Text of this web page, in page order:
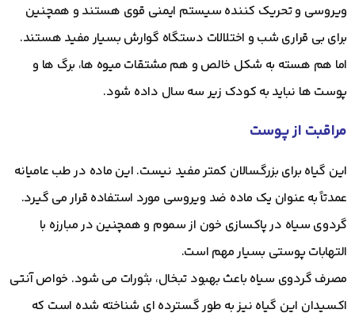
ویروسی و تحریک کننده سیستم ایمنی قوی هستند و همچنین
برای بی قراری شب و اختلالات دستگاه گوارش بسیار مفید هستند.
اما هم هسته به شکل خالص و هم مشتقات میوه ها، برگ ها و
پوست ها نباید به کودک زیر سه سال داده شود.
مراقبت از پوست
این گیاه برای بزرگسالان کمتر مفید نیست. این ماده در طب عامیانه
عمدتاً به عنوان یک ماده ضد ویروسی مورد استفاده قرار می گیرد.
گردوی سیاه در پاکسازی خون از سموم و همچنین در مبارزه با
التهابات پوستی بسیار مهم است.
مصرف گردوی سیاه باعث بهبود تبخال، بثورات می شود. خواص آنتی
اکسیدان این گیاه نیز به طور گسترده ای شناخته شده است که